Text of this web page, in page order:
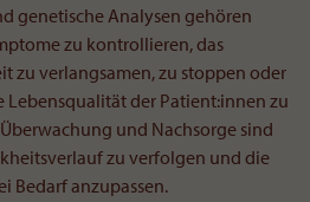
genetische Analysen gehören
zu kontrollieren, das
zu verlangsamen, zu stoppen oder
der Patient:innen zu
und Nachsorge sind
zu verfolgen und die
Bedarf anzupassen.